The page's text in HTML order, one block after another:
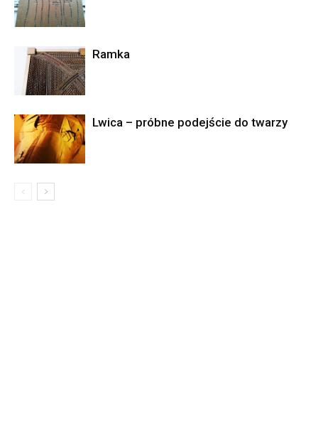
Ramka
Lwica – próbne podejście do twarzy